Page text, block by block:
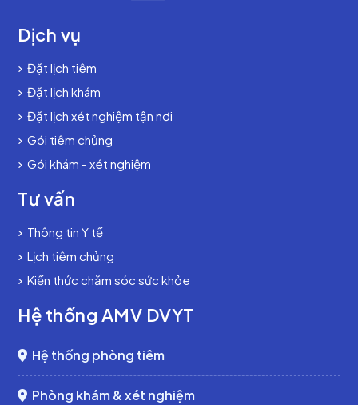
Dịch vụ
Đặt lịch tiêm
Đặt lịch khám
Đặt lịch xét nghiệm tận nơi
Gói tiêm chủng
Gói khám - xét nghiệm
Tư vấn
Thông tin Y tế
Lịch tiêm chủng
Kiến thức chăm sóc sức khỏe
Hệ thống AMV DVYT
Hệ thống phòng tiêm
Phòng khám & xét nghiệm